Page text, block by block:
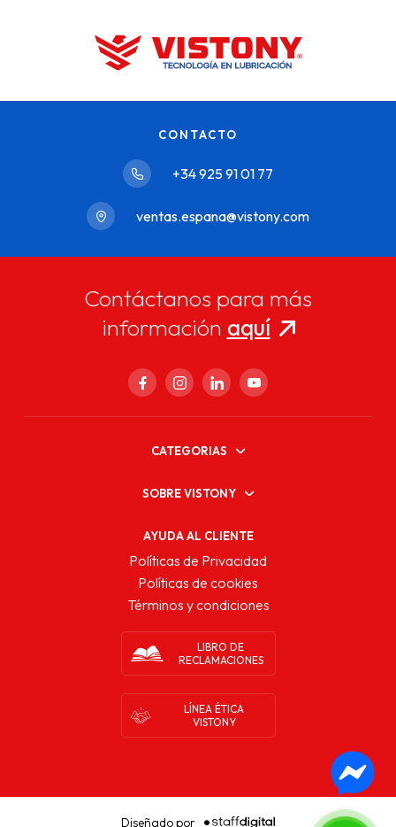
CONTACTO
+34 925 91 01 77
ventas.espana@vistony.com
Contáctanos para más
información aquí
CATEGORIAS
SOBRE VISTONY
AYUDA AL CLIENTE
Políticas de Privacidad
Políticas de cookies
Términos y condiciones
LIBRO DE
RECLAMACIONES
LÍNEA ÉTICA
VISTONY
Diseñado por